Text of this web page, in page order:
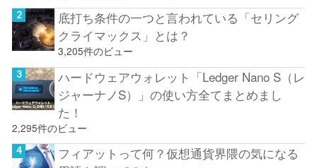
底打ち条件の一つと言われている「セリング
クライマックス」とは？
3,205件のビュー
ハードウェアウォレット「Ledger Nano S（レ
ジャーナノS）」の使い方全てまとめまし
た！
2,295件のビュー
フィアットって何？仮想通貨界隈の気になる